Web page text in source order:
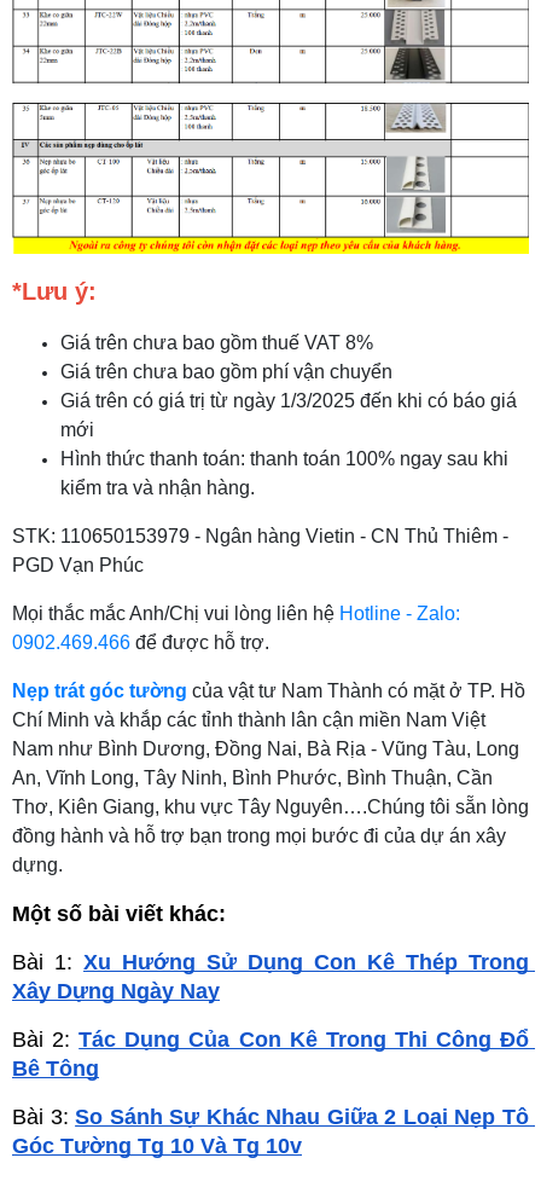
*Lưu ý:
Giá trên chưa bao gồm thuế VAT 8%
Giá trên chưa bao gồm phí vận chuyển
Giá trên có giá trị từ ngày 1/3/2025 đến khi có báo giá
mới
Hình thức thanh toán: thanh toán 100% ngay sau khi
kiểm tra và nhận hàng.
STK: 110650153979 - Ngân hàng Vietin - CN Thủ Thiêm -
PGD Vạn Phúc
Mọi thắc mắc Anh/Chị vui lòng liên hệ Hotline - Zalo:
0902.469.466 để được hỗ trợ.
Nẹp trát góc tường của vật tư Nam Thành có mặt ở TP. Hồ
Chí Minh và khắp các tỉnh thành lân cận miền Nam Việt
Nam như Bình Dương, Đồng Nai, Bà Rịa - Vũng Tàu, Long
An, Vĩnh Long, Tây Ninh, Bình Phước, Bình Thuận, Cần
Thơ, Kiên Giang, khu vực Tây Nguyên….Chúng tôi sẵn lòng
đồng hành và hỗ trợ bạn trong mọi bước đi của dự án xây
dựng.
Một số bài viết khác:
Bài 1: Xu Hướng Sử Dụng Con Kê Thép Trong
Xây Dựng Ngày Nay
Bài 2: Tác Dụng Của Con Kê Trong Thi Công Đổ
Bê Tông
Bài 3: So Sánh Sự Khác Nhau Giữa 2 Loại Nẹp Tô
Góc Tường Tg 10 Và Tg 10v